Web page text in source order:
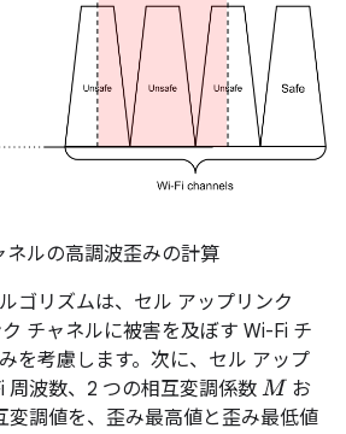
ネルの高調波歪みの計算
ゴリズムは、セル アップリンク
チャネルに被害を及ぼす Wi-Fi チ
を考慮します。次に、セル アップ
周波数、2 つの相互変調係数 M
お
変調値を、歪み最高値と歪み最低値